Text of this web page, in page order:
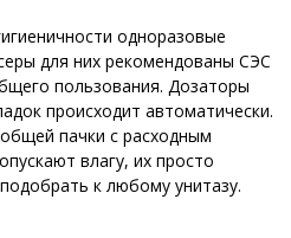
одноразовые
для них рекомендованы СЭС
пользования. Дозаторы
происходит автоматически.
пачки с расходным
влагу, их просто
к любому унитазу.